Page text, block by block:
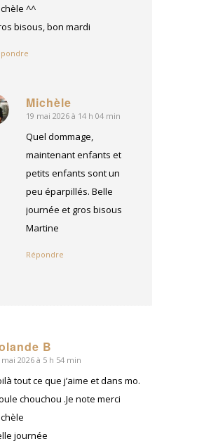
^^
bisous, bon mardi
Michèle
dit
19 mai 2026 à 14 h 04 min
Quel dommage,
maintenant enfants et
petits enfants sont un
peu éparpillés. Belle
journée et gros bisous
Martine
Répondre
B
mai 2026 à 5 h 54 min
tout ce que j’aime et dans mo.
chouchou .Je note merci
journée